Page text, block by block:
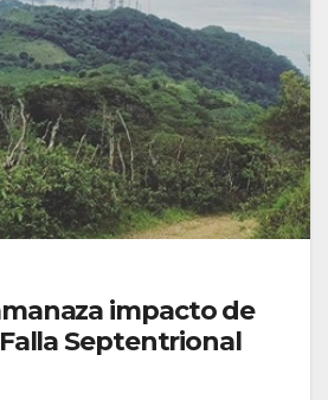
impacto de
Septentrional